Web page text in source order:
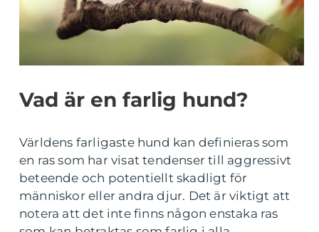
Vad är en farlig hund?
Världens farligaste hund kan definieras som
en ras som har visat tendenser till aggressivt
beteende och potentiellt skadligt för
människor eller andra djur. Det är viktigt att
notera att det inte finns någon enstaka ras